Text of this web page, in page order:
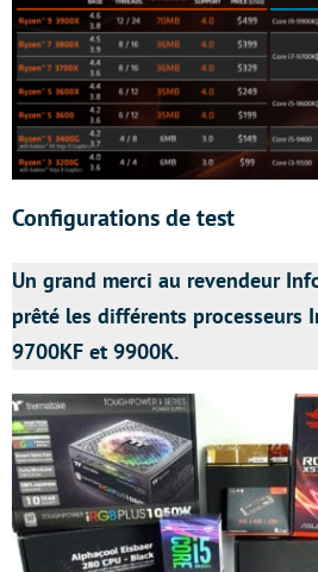
Configurations de test
Un grand merci au revendeur
prêté les différents processeurs
9700KF et 9900K.